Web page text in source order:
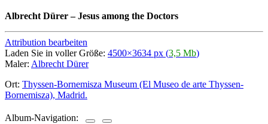
Albrecht Dürer–Jesus among the Doctors
Attribution bearbeiten
Laden Sie in voller Größe: 4500×3634 px (3,5 Mb)
Maler: Albrecht Dürer
Ort: Thyssen-Bornemisza Museum (El Museo de arte Thyssen-
Bornemisza), Madrid.
Album-Navigation: